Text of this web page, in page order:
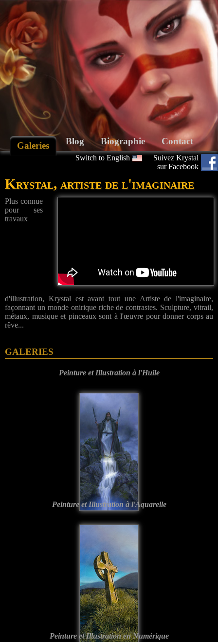
Galeries Blog Biographie Contact
Switch to English
Suivez Krystal
sur Facebook
Krystal, artiste de l'imaginaire
Plus connue
pour ses
travaux
d'illustration, Krystal est avant tout une Artiste de l'imaginaire,
façonnant un monde onirique riche de contrastes. Sculpture, vitrail,
métaux, musique et pinceaux sont à l'œuvre pour donner corps au
rêve...
GALERIES
Peinture et Illustration à l'Huile
Peinture et Illustration à l'Aquarelle
Peinture et Illustration en Numérique